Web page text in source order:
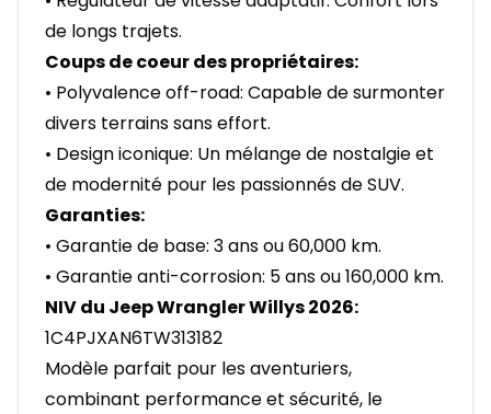
de longs trajets.
Coups de coeur des propriétaires:
• Polyvalence off-road: Capable de surmonter
divers terrains sans effort.
• Design iconique: Un mélange de nostalgie et
de modernité pour les passionnés de SUV.
Garanties:
• Garantie de base: 3 ans ou 60,000 km.
• Garantie anti-corrosion: 5 ans ou 160,000 km.
NIV du Jeep Wrangler Willys 2026:
1C4PJXAN6TW313182
Modèle parfait pour les aventuriers,
combinant performance et sécurité, le